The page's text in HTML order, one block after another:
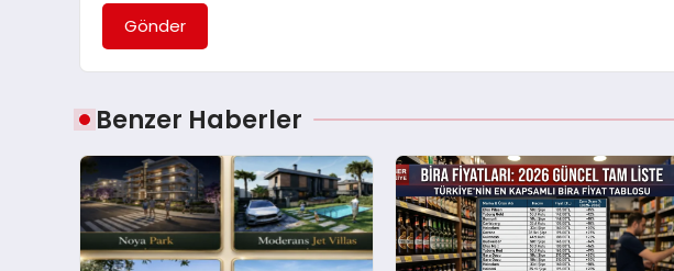
Gönder
Benzer Haberler